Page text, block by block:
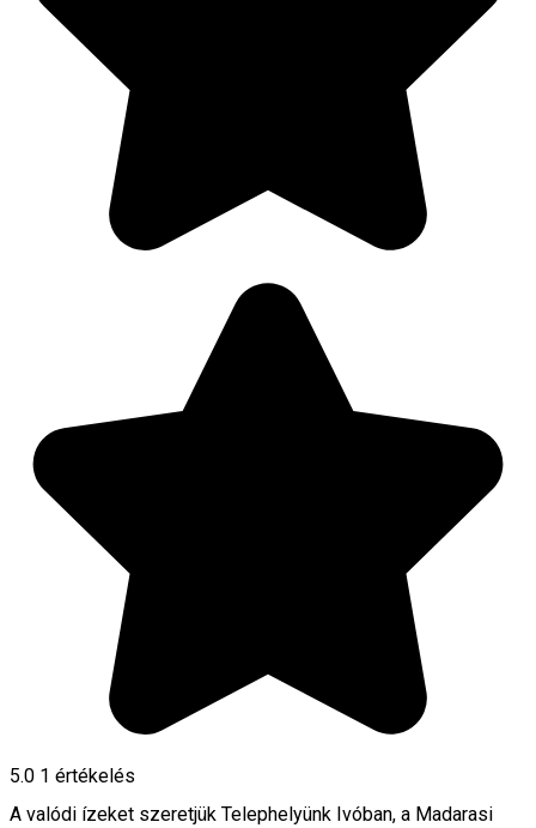
5.0 1 értékelés
A valódi ízeket szeretjük Telephelyünk Ivóban, a Madarasi